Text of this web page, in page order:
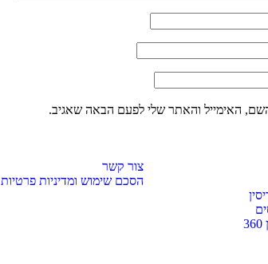
האימייל והאתר שלי לפעם הבאה שאגיב.
צור קשר
הסכם שימוש ומדיניות פרטיות